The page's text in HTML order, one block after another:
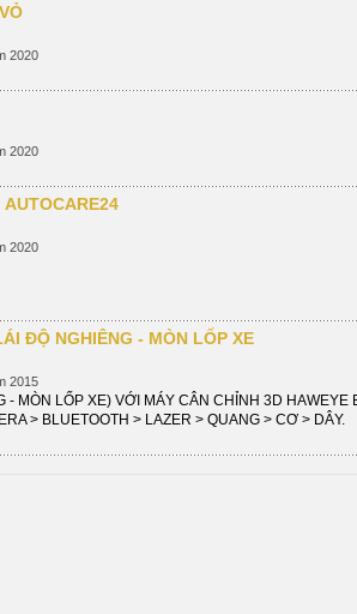
2020
2020
2020
ĐỘ NGHIÊNG - MÒN LỐP XE
2015
MÒN LỐP XE) VỚI MÁY CÂN CHỈNH 3D HAWEYE
> BLUETOOTH > LAZER > QUANG > CƠ > DÂY.